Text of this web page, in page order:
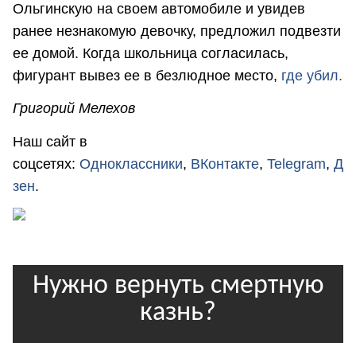
Ольгинскую на своем автомобиле и увидев
ранее незнакомую девочку, предложил подвезти
ее домой. Когда школьница согласилась,
фигурант вывез ее в безлюдное место, где убил.
Григорий Мелехов
Наш сайт в
соцсетях: Одноклассники, ВКонтакте, Telegram, Д
зен.